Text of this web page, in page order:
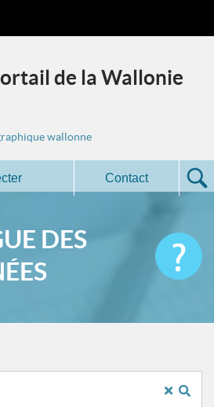
de la Wallonie
wallonne
Contact
DES